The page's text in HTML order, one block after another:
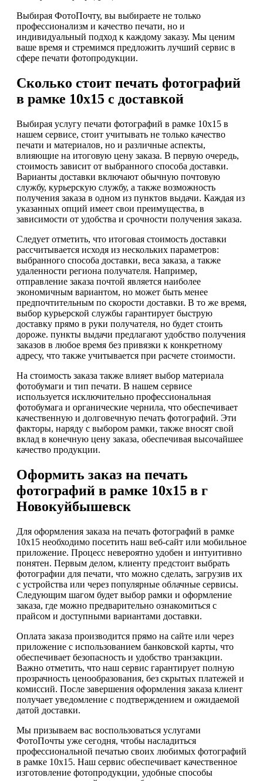
Выбирая ФотоПочту, вы выбираете не только
профессионализм и качество печати, но и
индивидуальный подход к каждому заказу. Мы ценим
ваше время и стремимся предложить лучший сервис в
сфере печати фотопродукции.
Сколько стоит печать фотографий
в рамке 10х15 с доставкой
Выбирая услугу печати фотографий в рамке 10х15 в
нашем сервисе, стоит учитывать не только качество
печати и материалов, но и различные аспекты,
влияющие на итоговую цену заказа. В первую очередь,
стоимость зависит от выбранного способа доставки.
Варианты доставки включают обычную почтовую
службу, курьерскую службу, а также возможность
получения заказа в одном из пунктов выдачи. Каждая из
указанных опций имеет свои преимущества, в
зависимости от удобства и срочности получения заказа.
Следует отметить, что итоговая стоимость доставки
рассчитывается исходя из нескольких параметров:
выбранного способа доставки, веса заказа, а также
удаленности региона получателя. Например,
отправление заказа почтой является наиболее
экономичным вариантом, но может быть менее
предпочтительным по скорости доставки. В то же время,
выбор курьерской службы гарантирует быструю
доставку прямо в руки получателя, но будет стоить
дороже. пункты выдачи предлагают удобство получения
заказов в любое время без привязки к конкретному
адресу, что также учитывается при расчете стоимости.
На стоимость заказа также влияет выбор материала
фотобумаги и тип печати. В нашем сервисе
используется исключительно профессиональная
фотобумага и органические чернила, что обеспечивает
качественную и долговечную печать фотографий. Эти
факторы, наряду с выбором рамки, также вносят свой
вклад в конечную цену заказа, обеспечивая высочайшее
качество продукции.
Оформить заказ на печать
фотографий в рамке 10х15 в г
Новокуйбышевск
Для оформления заказа на печать фотографий в рамке
10х15 необходимо посетить наш веб-сайт или мобильное
приложение. Процесс невероятно удобен и интуитивно
понятен. Первым делом, клиенту предстоит выбрать
фотографии для печати, что можно сделать, загрузив их
с устройства или через популярные облачные сервисы.
Следующим шагом будет выбор рамки и оформление
заказа, где можно предварительно ознакомиться с
прайсом и доступными вариантами доставки.
Оплата заказа производится прямо на сайте или через
приложение с использованием банковской карты, что
обеспечивает безопасность и удобство транзакции.
Важно отметить, что наш сервис гарантирует полную
прозрачность ценообразования, без скрытых платежей и
комиссий. После завершения оформления заказа клиент
получает уведомление с подтверждением и ожидаемой
датой доставки.
Мы призываем вас воспользоваться услугами
ФотоПочты уже сегодня, чтобы насладиться
профессиональной печатью своих любимых фотографий
в рамке 10х15. Наш сервис обеспечивает качественное
изготовление фотопродукции, удобные способы